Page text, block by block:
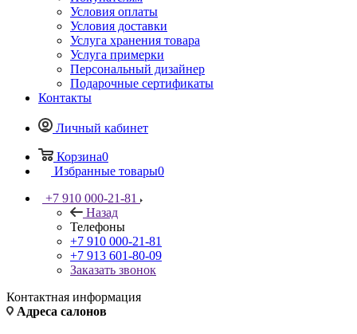
Условия оплаты
Условия доставки
Услуга хранения товара
Услуга примерки
Персональный дизайнер
Подарочные сертификаты
Контакты
Личный кабинет
Корзина0
Избранные товары0
+7 910 000-21-81
Назад
Телефоны
+7 910 000-21-81
+7 913 601-80-09
Заказать звонок
Контактная информация
Адреса салонов